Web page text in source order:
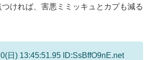
ければ、害悪ミミッキュとカプも減る
日) 13:45:51.95 ID:SsBffO9nE.net